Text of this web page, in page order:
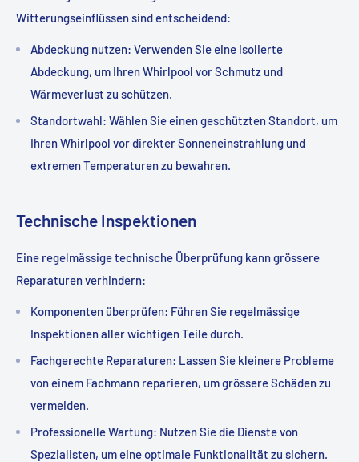
Witterungseinflüssen sind entscheidend:
Abdeckung nutzen: Verwenden Sie eine isolierte
Abdeckung, um Ihren Whirlpool vor Schmutz und
Wärmeverlust zu schützen.
Standortwahl: Wählen Sie einen geschützten Standort, um
Ihren Whirlpool vor direkter Sonneneinstrahlung und
extremen Temperaturen zu bewahren.
Technische Inspektionen
Eine regelmässige technische Überprüfung kann grössere
Reparaturen verhindern:
Komponenten überprüfen: Führen Sie regelmässige
Inspektionen aller wichtigen Teile durch.
Fachgerechte Reparaturen: Lassen Sie kleinere Probleme
von einem Fachmann reparieren, um grössere Schäden zu
vermeiden.
Professionelle Wartung: Nutzen Sie die Dienste von
Spezialisten, um eine optimale Funktionalität zu sichern.